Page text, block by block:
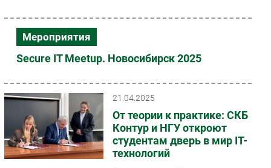
Рынок ПК
Маркетинг
ПО
Outsourcing
Кадры
Регулирование
Финансы
Мероприятия
Secure IT Meetup. Новосибирск 2025
21.04.2025
От теории к практике: СКБ
Контур и НГУ откроют
студентам дверь в мир IT-
технологий